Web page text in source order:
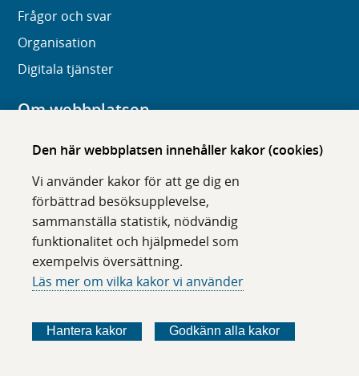
Den här webbplatsen innehåller kakor (cookies)
Vi använder kakor för att ge dig en
förbättrad besöksupplevelse,
sammanställa statistik, nödvändig
funktionalitet och hjälpmedel som
exempelvis översättning.
Läs mer om vilka kakor vi använder
Hantera kakor Godkänn alla kakor
Frågor och svar
Organisation
Digitala tjänster
Om webbplatsen
Om karolinska.se
Tillgänglighet
Om cookies
Följ oss i sociala medier
ö
l
ö
l
ö
l